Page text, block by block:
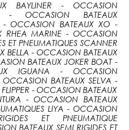
BAYLINER - OCCASION
- OCCASION BATEAUX
- OCCASION BATEAUX XO -
RHEA MARINE - OCCASION
ET PNEUMATIQUES SCANNER
BELLA - OCCASION BATEAUX
BATEAUX JOKER BOAT -
IGUANA - OCCASION
BATEAUX SELVA -
- OCCASION BATEAUX
- OCCASION BATEAUX
LIYA - OCCASION
ET PNEUMATIQUE
BATEAUX SEMI RIGIDES ET